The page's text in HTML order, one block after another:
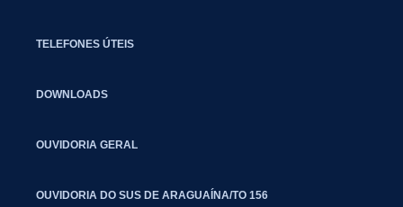
TELEFONES ÚTEIS
DOWNLOADS
OUVIDORIA GERAL
OUVIDORIA DO SUS DE ARAGUAÍNA/TO 156